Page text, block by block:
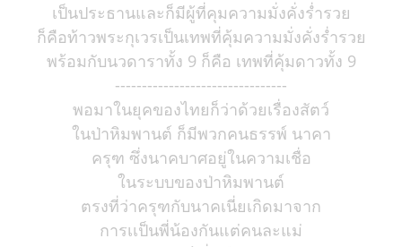
เป็นประธานและก็มีผู้ที่คุมความมั่งคั่งร่ำรวย
ก็คือท้าวพระกุเวรเป็นเทพที่คุ้มความมั่งคั่งร่ำรวย
พร้อมกับนวดาราทั้ง 9 ก็คือ เทพที่คุ้มดาวทั้ง 9
--------------------------------
พอมาในยุคของไทยก็ว่าด้วยเรื่องสัตว์
ในป่าหิมพานต์ ก็มีพวกคนธรรพ์ นาคา
ครุฑ ซึ่งนาคบาศอยู่ในความเชื่อ
ในระบบของป่าหิมพานต์
ตรงที่ว่าครุฑกับนาคเนี่ยเกิดมาจาก
การเเป็นพี่น้องกันแต่คนละแม่